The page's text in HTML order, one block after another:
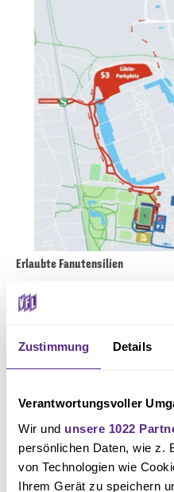
Zustimmung Details
Verantwortungsvoller
Wir und unsere 1022
persönlichen Daten, wie z.
von Technologien wie
Ihrem Gerät zu speichern
Erlaubte Fanutensilien
N3 (Nordtribüne).
Zaunfahnen (Beim Anbringen
Fluchttore überhängt werden)
3 Megafone inkl. Ersatzbatterien